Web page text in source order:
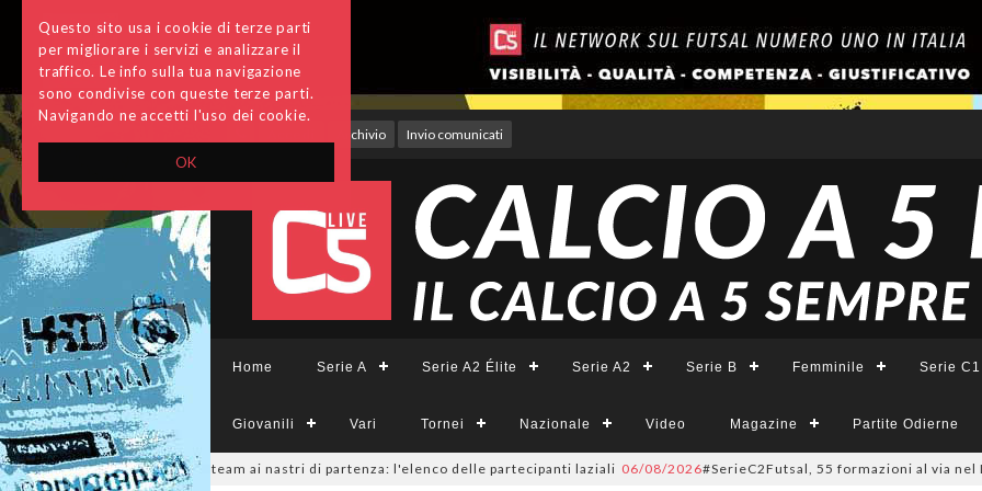
OK
Questo sito usa i cookie di terze parti
per migliorare i servizi e analizzare il
traffico. Le info sulla tua navigazione
sono condivise con queste terze parti.
Navigando ne accetti l'uso dei cookie.
Archivio Invio comunicati
Home Serie A Serie A2 Élite Serie A2 Serie B Femminile Serie C1
Giovanili Vari Tornei Nazionale Video Magazine Partite Odierne
sono 14 i team ai nastri di partenza: l'elenco delle partecipanti laziali 06/08/2026#SerieC2Futsal, 55 formazioni al via nel